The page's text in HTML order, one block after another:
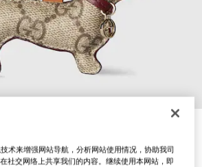
术来增强网站导航，分析网站使用情况，协助我司
社交网络上共享我们的内容。继续使用本网站，即